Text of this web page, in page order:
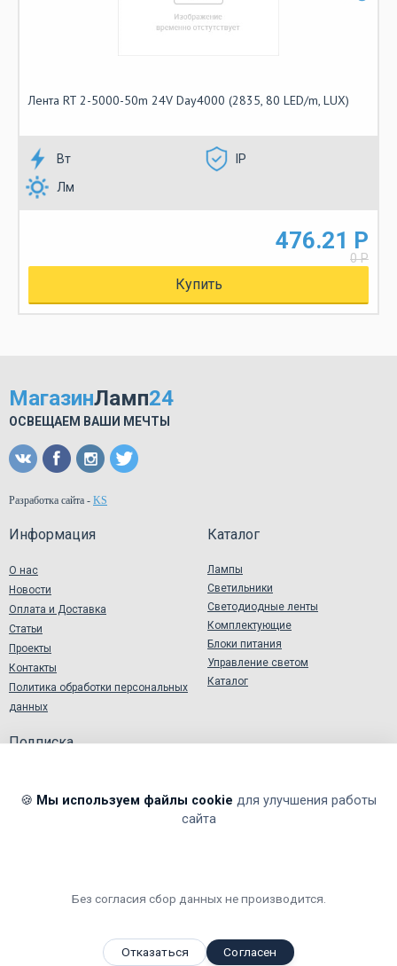
Лента RT 2-5000-50m 24V Day4000 (2835, 80 LED/m, LUX)
Вт
IP
Лм
476.21 Р
0 Р
Купить
МагазинЛамп24
ОСВЕЩАЕМ ВАШИ МЕЧТЫ
Разработка сайта - KS
Информация
О нас
Новости
Оплата и Доставка
Статьи
Проекты
Контакты
Политика обработки персональных
данных
Каталог
Лампы
Светильники
Светодиодные ленты
Комплектующие
Блоки питания
Управление светом
Каталог
Подписка
Я подтверждаю и принимаюСогласие на обработку
Master WebMoney
🍪 Мы используем файлы cookie для улучшения работы
сайта
Без согласия сбор данных не производится.
Отказаться Согласен